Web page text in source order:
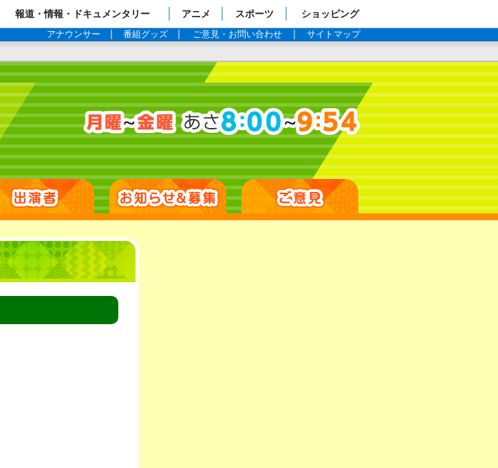
報道・情報・ドキュメンタリー アニメ スポーツ ショッピング
アナウンサー 番組グッズ ご意見・お問い合わせ サイトマップ